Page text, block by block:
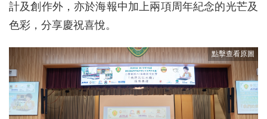
計及創作外，亦於海報中加上兩項周年紀念的光芒及
色彩，分享慶祝喜悅。